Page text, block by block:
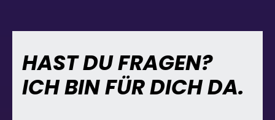
HAST DU FRAGEN?
ICH BIN FÜR DICH DA.